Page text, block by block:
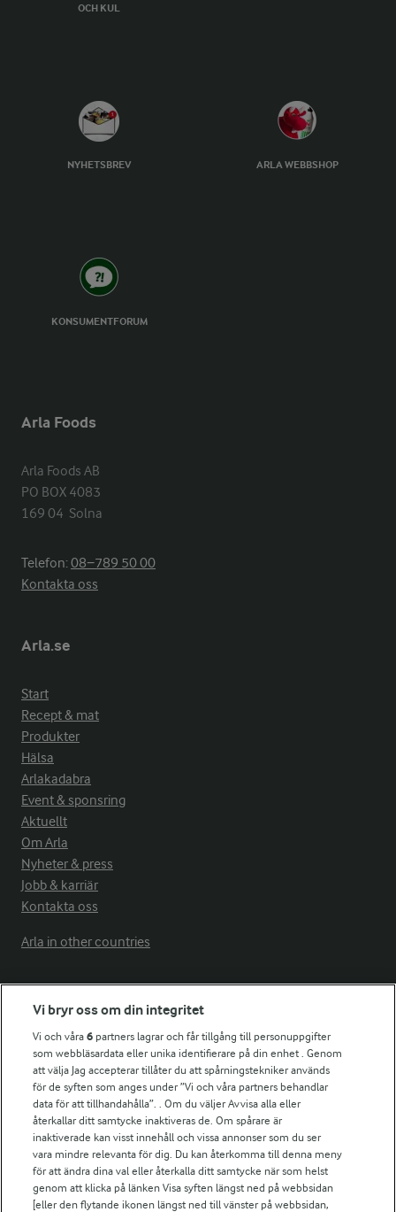
OCH KUL
NYHETSBREV ARLA WEBBSHOP
KONSUMENTFORUM
Arla Foods
Arla Foods AB
PO BOX 4083
169 04  Solna
Telefon:08−789 50 00
Kontakta oss
Arla.se
Start
Recept & mat
Produkter
Hälsa
Arlakadabra
Event & sponsring
Aktuellt
Om Arla
Nyheter & press
Jobb & karriär
Kontakta oss
Arla in other countries
Fler Arlasajter
För ägare
Arlas kundportal
Arla.com
Falbygdens Ost
Arla webbshop
Bildbank
Vi bryr oss om din integritet
Vi och våra6 partners lagrar och får tillgång till personuppgifter
som webbläsardata eller unika identifierare på din enhet . Genom
att välja Jag accepterar tillåter du att spårningstekniker används
för de syften som anges under ”Vi och våra partners behandlar
data för att tillhandahålla”. . Om du väljer Avvisa alla eller
återkallar ditt samtycke inaktiveras de. Om spårare är
inaktiverade kan visst innehåll och vissa annonser som du ser
vara mindre relevanta för dig. Du kan återkomma till denna meny
för att ändra dina val eller återkalla ditt samtycke när som helst
genom att klicka på länken Visa syften längst ned på webbsidan
[eller den flytande ikonen längst ned till vänster på webbsidan,